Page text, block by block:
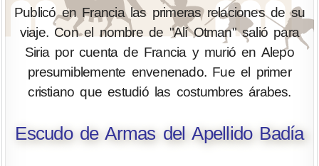
Publicó en Francia las primeras relaciones de su
viaje. Con el nombre de "Alí Otman" salió para
Siria por cuenta de Francia y murió en Alepo
presumiblemente envenenado. Fue el primer
cristiano que estudió las costumbres árabes.
Escudo de Armas del Apellido Badía